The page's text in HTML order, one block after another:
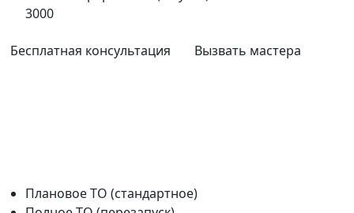
3000
Бесплатная консультация Вызвать мастера
Плановое ТО (стандартное)